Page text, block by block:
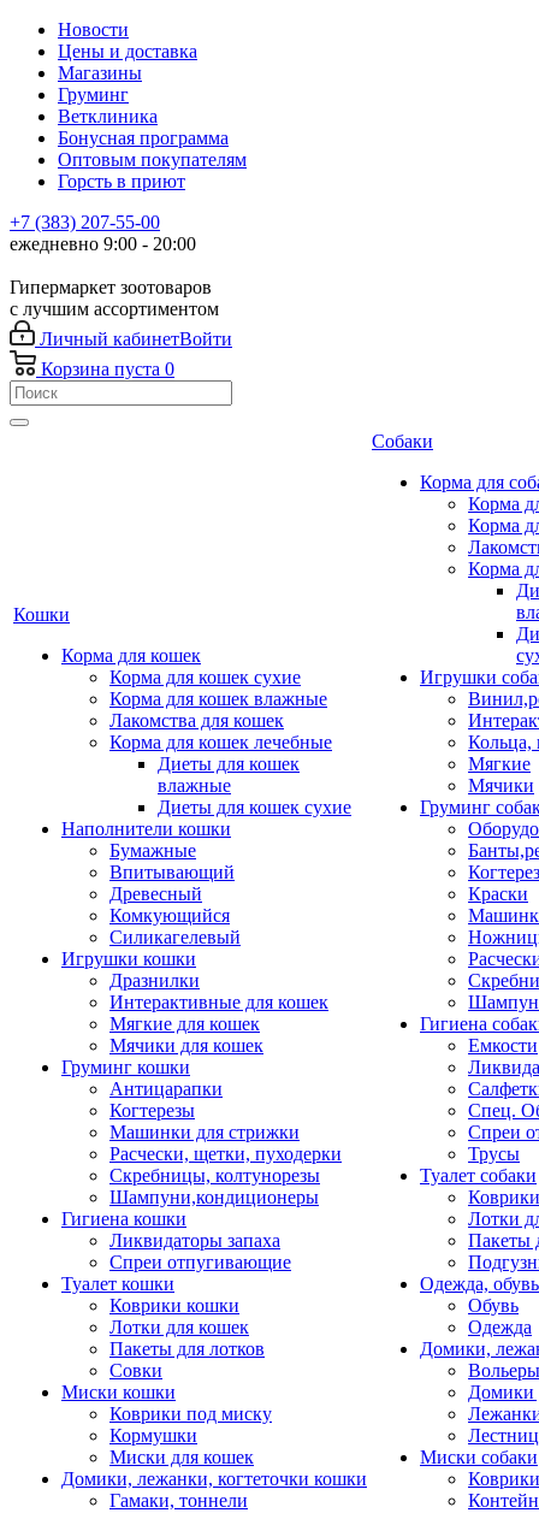
Новости
Цены и доставка
Магазины
Груминг
Ветклиника
Бонусная программа
Оптовым покупателям
Горсть в приют
+7 (383) 207-55-00
ежедневно 9:00 - 20:00
Гипермаркет зоотоваров
с лучшим ассортиментом
Личный кабинетВойти
Корзина пуста 0
Кошки
Корма для кошек
Корма для кошек сухие
Корма для кошек влажные
Лакомства для кошек
Корма для кошек лечебные
Диеты для кошек
влажные
Диеты для кошек сухие
Наполнители кошки
Бумажные
Впитывающий
Древесный
Комкующийся
Силикагелевый
Игрушки кошки
Дразнилки
Интерактивные для кошек
Мягкие для кошек
Мячики для кошек
Груминг кошки
Антицарапки
Когтерезы
Машинки для стрижки
Расчески, щетки, пуходерки
Скребницы, колтунорезы
Шампуни,кондиционеры
Гигиена кошки
Ликвидаторы запаха
Спреи отпугивающие
Туалет кошки
Коврики кошки
Лотки для кошек
Пакеты для лотков
Совки
Миски кошки
Коврики под миску
Кормушки
Миски для кошек
Домики, лежанки, когтеточки кошки
Гамаки, тоннели
Собаки
Корма для
Корма
Корма
Корма
Игрушки
Кольца,
Мягкие
Мячики
Груминг
Краски
Гигиена
Емкости
Спец.
Спреи
Трусы
Туалет собаки
Коврики
Лотки
Пакеты
Одежда, обувь
Обувь
Одежда
Домики,
Домики
Миски собаки